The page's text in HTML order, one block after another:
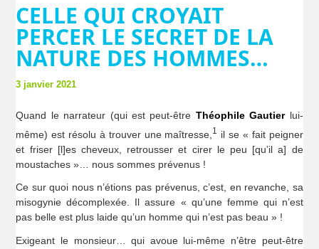
CELLE QUI CROYAIT
PERCER LE SECRET DE LA
NATURE DES HOMMES…
3 janvier 2021
Quand le narrateur (qui est peut-être Théophile Gautierlui-
même) est résolu à trouver une maîtresse, 1
il se « fait peigner
et friser [l]es cheveux, retrousser et cirer le peu [qu’il a] de
moustaches »… nous sommes prévenus !
Ce sur quoi nous n’étions pas prévenus, c’est, en revanche, sa
misogynie décomplexée. Il assure « qu’une femme qui n’est
pas belle est plus laide qu’un homme qui n’est pas beau » !
Exigeant le monsieur… qui avoue lui-même n’être peut-être